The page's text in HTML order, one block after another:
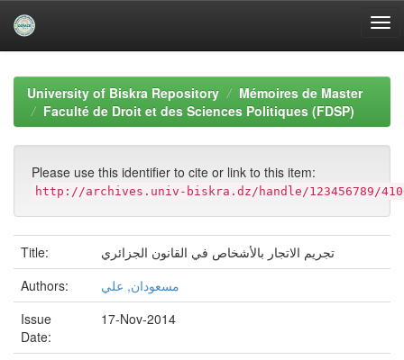
navigationUniversity of Biskra Repository
Mémoires de Master
Faculté de Droit et des Sciences Politiques (FDSP)
Please use this identifier to cite or link to this item:
http://archives.univ-biskra.dz/handle/123456789/
Title:
تجريم الاتجار بالأشخاص في القانون الجزائري
Authors:
مسعودان, علي
Issue
Date:
17-Nov-2014